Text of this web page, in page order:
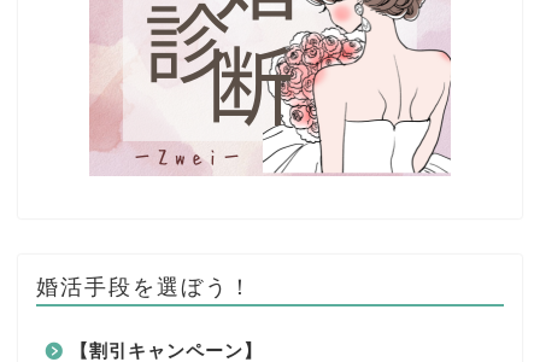
婚活手段を選ぼう！
【割引キャンペーン】